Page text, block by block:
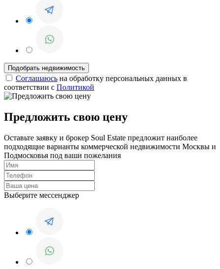
Соглашаюсь на обработку персональных данных в
соответствии с Политикой
Предложить свою цену
Оставьте заявку и брокер Soul Estate предложит наиболее
подходящие варианты коммерческой недвижимости Москвы и
Подмосковья под ваши пожелания
Выберите мессенджер